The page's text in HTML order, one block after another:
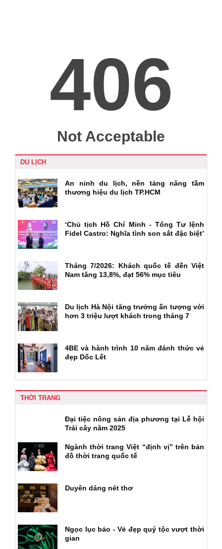
DU LỊCH
An ninh du lịch, nền tảng nâng tầm
thương hiệu du lịch TP.HCM
‘Chủ tịch Hồ Chí Minh - Tổng Tư lệnh
Fidel Castro: Nghĩa tình son sắt đặc biệt’
Tháng 7/2026: Khách quốc tế đến Việt
Nam tăng 13,8%, đạt 56% mục tiêu
Du lịch Hà Nội tăng trưởng ấn tượng với
hơn 3 triệu lượt khách trong tháng 7
4BE và hành trình 10 năm đánh thức vẻ
đẹp Dốc Lết
THỜI TRANG
Đại tiệc nông sản địa phương tại Lễ hội
Trái cây năm 2025
Ngành thời trang Việt “định vị” trên bản
đồ thời trang quốc tế
Duyên dáng nét thơ
Ngọc lục bảo - Vẻ đẹp quý tộc vượt thời
gian